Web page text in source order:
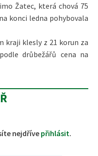
Žatec, která chová 75
konci ledna pohybovala
kraji klesly z 21 korun za
drůbežářů cena na
nejdříve přihlásit.